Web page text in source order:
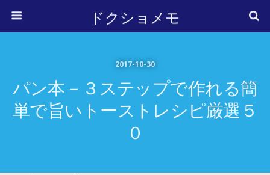
ドクショメモ
2017-10-30
パン本－３ステップで作れる簡
単で旨いトーストレシピ厳選５
０